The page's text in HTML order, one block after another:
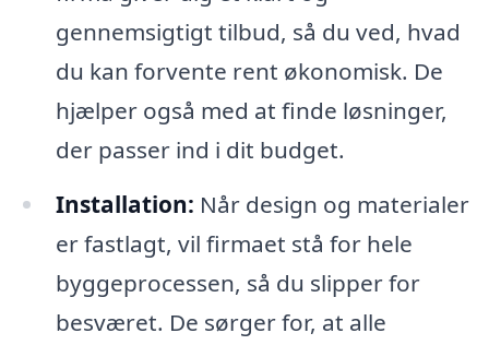
gennemsigtigt tilbud, så du ved, hvad
du kan forvente rent økonomisk. De
hjælper også med at finde løsninger,
der passer ind i dit budget.
Installation: Når design og materialer
er fastlagt, vil firmaet stå for hele
byggeprocessen, så du slipper for
besværet. De sørger for, at alle